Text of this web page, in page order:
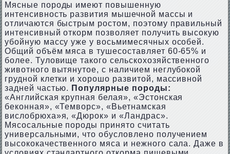
Мясные породы имеют повышенную
интенсивность развития мышечной массы и
отличаются быстрым ростом, поэтому правильный
интенсивный откорм позволяет получить высокую
убойную массу уже у восьмимесячных особей.
Общий объём мяса в тушесоставляет 60-65% и
более. Туловище такого сельскохозяйственного
животного вытянутое, с наличием неглубокой
грудной клетки и хорошо развитой, массивной
задней частью. Популярные породы:
«Английская крупная белая», «Эстонская
беконная», «Темворс», «Вьетнамская
вислобрюха»я, «Дюрок» и «Ландрас».
Мясосальные породы принято считать
универсальными, что обусловлено получением
высококачественного мяса и нежного сала. Даже в